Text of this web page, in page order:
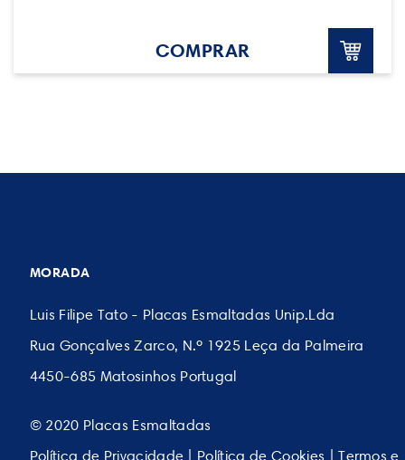
COMPRAR
MORADA
Luis Filipe Tato - Placas Esmaltadas Unip.Lda
Rua Gonçalves Zarco, N.º 1925 Leça da Palmeira
4450-685 Matosinhos Portugal
© 2020 Placas Esmaltadas
Política de Privacidade
Política de Cookies |Termos e